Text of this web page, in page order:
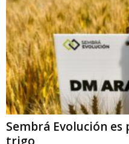
Sembrá Evolución